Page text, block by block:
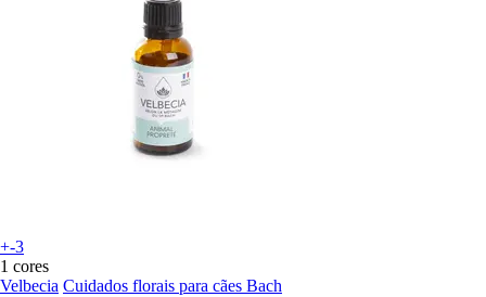
+-3
1 cores
Velbecia Cuidados florais para cães Bach